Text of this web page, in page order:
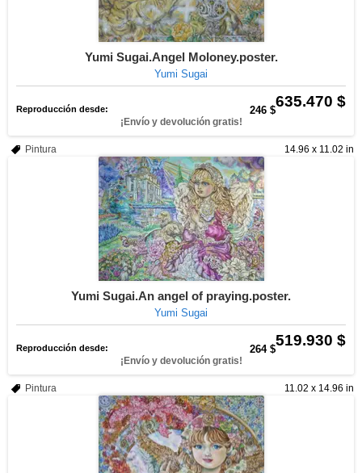
Yumi Sugai.Angel Moloney.poster.
Yumi Sugai
635.470 $
Reproducción desde: 246 $
¡Envío y devolución gratis!
14.96 x 11.02 in
Pintura
Yumi Sugai.An angel of praying.poster.
Yumi Sugai
519.930 $
Reproducción desde: 264 $
¡Envío y devolución gratis!
11.02 x 14.96 in
Pintura